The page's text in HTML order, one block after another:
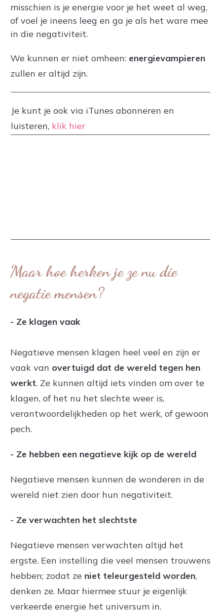
misschien is je energie voor je het weet al weg,
of voel je ineens leeg en ga je als het ware mee
in die negativiteit.
We kunnen er niet omheen: energievampieren
zullen er altijd zijn.
Je kunt je ook via iTunes abonneren en
luisteren, klik hier
Maar hoe herken je ze nu die
negatie mensen?
- Ze klagen vaak
Negatieve mensen klagen heel veel en zijn er
vaak van overtuigd dat de wereld tegen hen
werkt. Ze kunnen altijd iets vinden om over te
klagen, of het nu het slechte weer is,
verantwoordelijkheden op het werk, of gewoon
pech.
- Ze hebben een negatieve kijk op de wereld
Negatieve mensen kunnen de wonderen in de
wereld niet zien door hun negativiteit.
- Ze verwachten het slechtste
Negatieve mensen verwachten altijd het
ergste. Een instelling die veel mensen trouwens
hebben; zodat ze niet teleurgesteld worden,
denken ze. Maar hiermee stuur je eigenlijk
verkeerde energie het universum in.